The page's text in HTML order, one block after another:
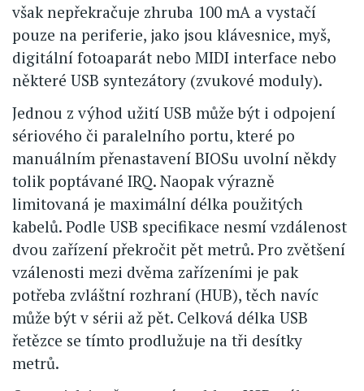
však nepřekračuje zhruba 100 mA a vystačí
pouze na periferie, jako jsou klávesnice, myš,
digitální fotoaparát nebo MIDI interface nebo
některé USB syntezátory (zvukové moduly).
Jednou z výhod užití USB může být i odpojení
sériového či paralelního portu, které po
manuálním přenastavení BIOSu uvolní někdy
tolik poptávané IRQ. Naopak výrazně
limitovaná je maximální délka použitých
kabelů. Podle USB specifikace nesmí vzdálenost
dvou zařízení překročit pět metrů. Pro zvětšení
vzálenosti mezi dvěma zařízeními je pak
potřeba zvláštní rozhraní (HUB), těch navíc
může být v sérii až pět. Celková délka USB
řetězce se tímto prodlužuje na tři desítky
metrů.